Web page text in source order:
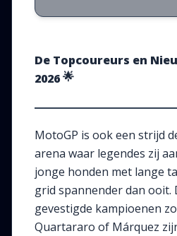
De Topcoureurs en
2026🌟
MotoGP is ook een strijd
arena waar legendes zij
jonge honden met lange
grid spannender dan ooit.
gevestigde kampioenen
Quartararo of Márquez